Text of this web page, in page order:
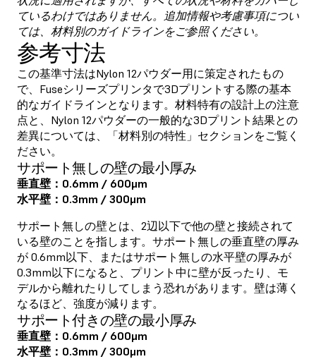
ているわけではありません。追加情報や考慮事項につい
ては、材料別のガイドラインをご参照ください。
参考寸法
この基準寸法はNylon 12パウダー用に策定されたもの
で、Fuseシリーズプリンタで3Dプリントする際の基本
的なガイドラインとなります。材料特有の設計上の注意
点と、Nylon 12パウダーの一般的な3Dプリント結果との
差異については、「材料別の特性」セクションをご覧く
ださい。
サポート無しの壁の最小厚み
垂直壁：0.6mm / 600μm
水平壁：0.3mm / 300μm
サポート無しの壁とは、2辺以下で他の壁と接続されて
いる壁のことを指します。サポート無しの垂直壁の厚み
が 0.6mm以下、またはサポート無しの水平壁の厚みが
0.3mm以下になると、プリント中に壁が反ったり、モ
デルから離れたりしてしまう恐れがあります。壁は薄く
なるほど、強度が減ります。
サポート付きの壁の最小厚み
垂直壁：0.6mm / 600μm
水平壁：0.3mm / 300μm